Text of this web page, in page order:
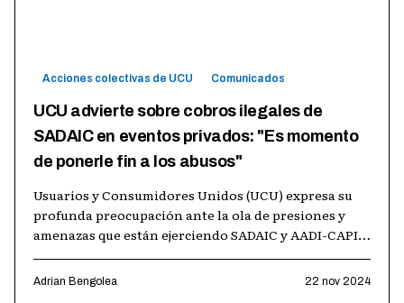
Acciones colectivas de UCU Comunicados
UCU advierte sobre cobros ilegales de
SADAIC en eventos privados: "Es momento
de ponerle fin a los abusos"
Usuarios y Consumidores Unidos (UCU) expresa su
profunda preocupación ante la ola de presiones y
amenazas que están ejerciendo SADAIC y AADI-CAPIF
Adrian Bengolea 22 nov 2024